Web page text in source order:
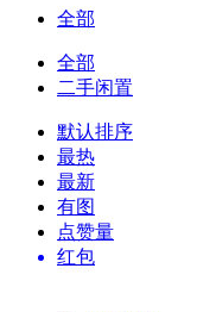
全部
全部
二手闲置
默认排序
最热
最新
有图
点赞量
红包